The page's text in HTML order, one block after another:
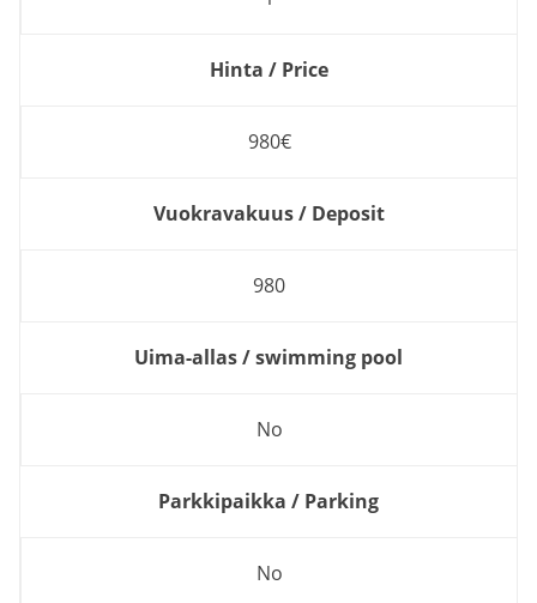
Hinta / Price
980€
Vuokravakuus / Deposit
980
Uima-allas / swimming pool
No
Parkkipaikka / Parking
No